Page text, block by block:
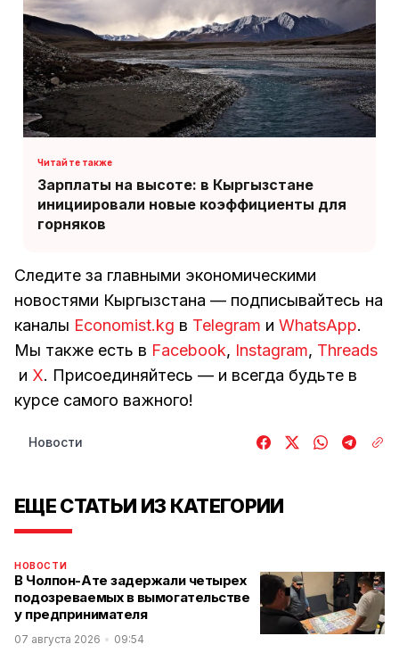
Зарплаты на высоте: в Кыргызстане
инициировали новые коэффициенты для
горняков
Следите за главными экономическими
новостями Кыргызстана — подписывайтесь на
каналы Economist.kg в Telegram и WhatsApp.
Мы также есть в Facebook, Instagram, Threads
и Х. Присоединяйтесь — и всегда будьте в
курсе самого важного!
Новости
ЕЩЕ СТАТЬИ ИЗ КАТЕГОРИИ
НОВОСТИ
В Чолпон-Ате задержали четырех
подозреваемых в вымогательстве
у предпринимателя
07 августа 2026 09:54